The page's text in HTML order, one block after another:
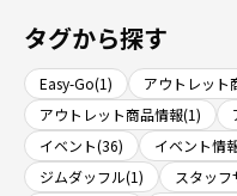
タグから探す
Easy-Go(1)
アウトレット
アウトレット商品情報(1)
イベント(36)
イベント情
ジムダッフル(1)
スタッ